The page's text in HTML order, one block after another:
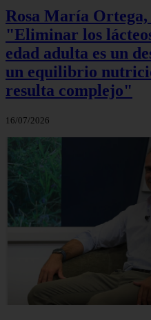
Rosa María
"Eliminar los
edad adulta es un
un equilibrio
resulta complejo"
16/07/2026